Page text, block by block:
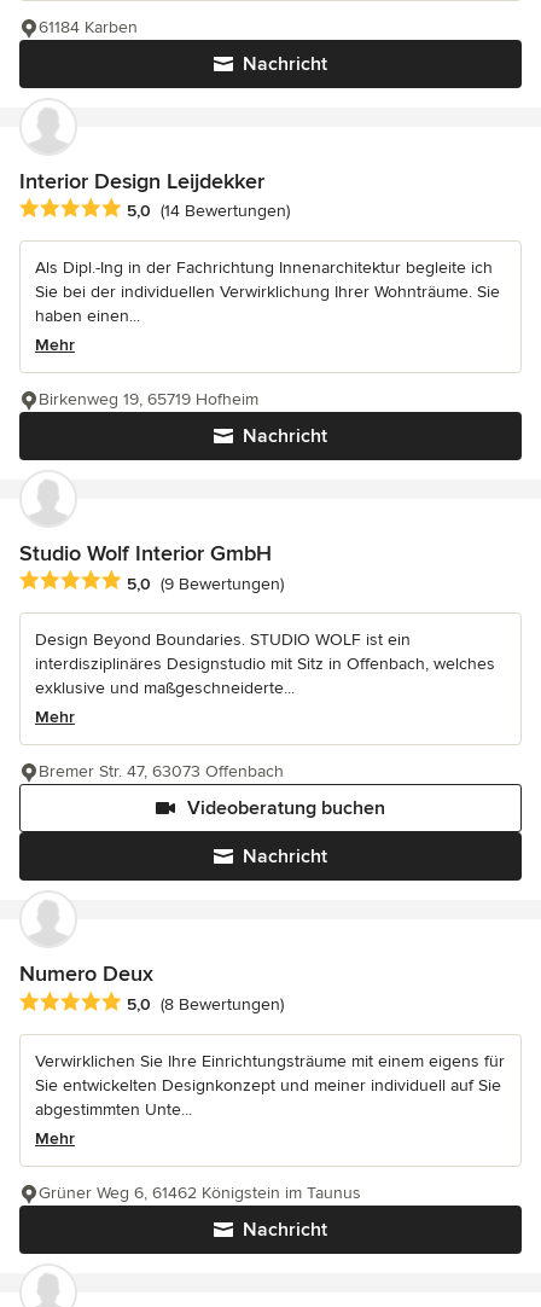
Nachricht
61184 Karben
Interior Design Leijdekker
Durchschnittliche Bewertung: 5 von 5 Sternen
5,0 (14 Bewertungen)
Als Dipl.-Ing in der Fachrichtung Innenarchitektur begleite ich
Sie bei der individuellen Verwirklichung Ihrer Wohnträume. Sie
haben einen...
Mehr
Nachricht
Birkenweg 19, 65719 Hofheim
Studio Wolf Interior GmbH
Durchschnittliche Bewertung: 5 von 5 Sternen
5,0 (9 Bewertungen)
Design Beyond Boundaries. STUDIO WOLF ist ein
interdisziplinäres Designstudio mit Sitz in Offenbach, welches
exklusive und maßgeschneiderte...
Mehr
Nachricht
Videoberatung buchen
Bremer Str. 47, 63073 Offenbach
Numero Deux
Durchschnittliche Bewertung: 5 von 5 Sternen
5,0 (8 Bewertungen)
Verwirklichen Sie Ihre Einrichtungsträume mit einem eigens für
Sie entwickelten Designkonzept und meiner individuell auf Sie
abgestimmten Unte...
Mehr
Nachricht
Grüner Weg 6, 61462 Königstein im Taunus